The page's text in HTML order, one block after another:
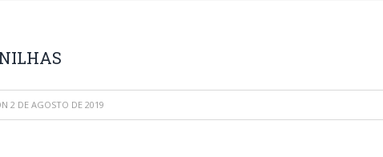
2 DE AGOSTO DE 2019